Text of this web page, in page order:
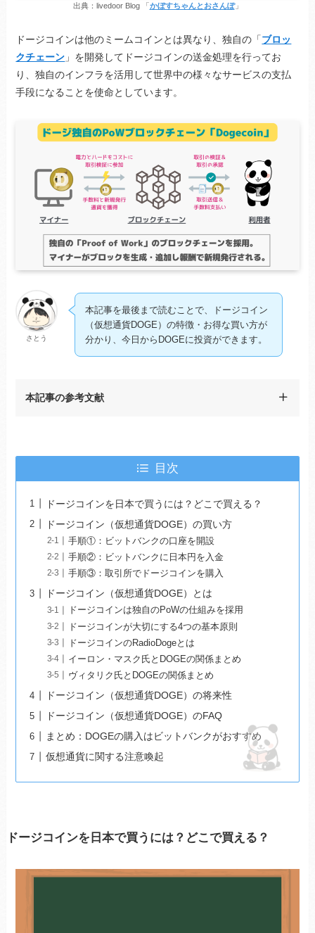
出典：livedoor Blog 「かぼすちゃんとおさんぽ」
ドージコインは他のミームコインとは異なり、独自の「ブロッ
クチェーン 」を開発してドージコインの送金処理を行ってお
り、独自のインフラを活用して世界中の様々なサービスの支払
手段になることを使命としています。
さとう
本記事を最後まで読むことで、ドージコイン
（仮想通貨DOGE）の特徴・お得な買い方が
分かり、今日からDOGEに投資ができます。
本記事の参考文献
目次
ドージコインを日本で買うには？どこで買える？
ドージコイン（仮想通貨DOGE）の買い方
手順①：ビットバンクの口座を開設
手順②：ビットバンクに日本円を入金
手順③：取引所でドージコインを購入
ドージコイン（仮想通貨DOGE）とは
ドージコインは独自のPoWの仕組みを採用
ドージコインが大切にする4つの基本原則
ドージコインのRadioDogeとは
イーロン・マスク氏とDOGEの関係まとめ
ヴィタリク氏とDOGEの関係まとめ
ドージコイン（仮想通貨DOGE）の将来性
ドージコイン（仮想通貨DOGE）のFAQ
まとめ：DOGEの購入はビットバンクがおすすめ
仮想通貨に関する注意喚起
ドージコインを日本で買うには？どこで買える？